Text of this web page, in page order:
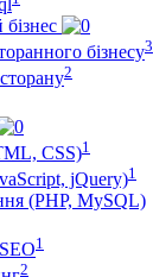
бізнесу3
2
CSS)1
jQuery)1
(PHP, MySQL)
1
2